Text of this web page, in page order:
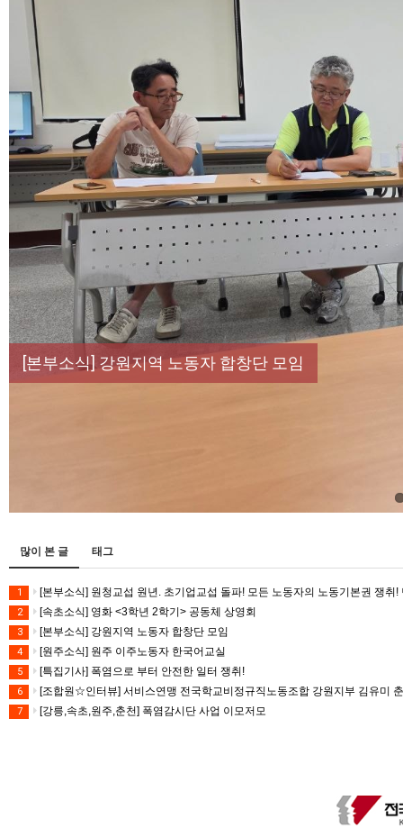
[성명] 막을 수 있었던 죽음, HL만도가 책임져라 : 청
[산별소식] 건설산업연맹 플랜트건설노조 강원충북지
[강릉,속초,원주,춘천] 폭염감시단 사업 이모저모
[조합원☆인터뷰] 서비스연맹 전국학교비정규직노동
[본부소식] 강원지역 노동자 합창단 모임
많이 본 글 태그
1 [본부소식] 원청교섭 원년. 초기업교섭 돌파! 모든 노동자의 노동기본권 쟁취
2 [속초소식] 영화 <3학년 2학기> 공동체 상영회
3 [본부소식] 강원지역 노동자 합창단 모임
4 [원주소식] 원주 이주노동자 한국어교실
5 [특집기사] 폭염으로 부터 안전한 일터 쟁취!
6 [조합원☆인터뷰] 서비스연맹 전국학교비정규직노동조합 강원지부 김유미
7 [강릉,속초,원주,춘천] 폭염감시단 사업 이모저모